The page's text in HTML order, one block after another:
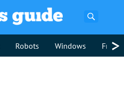
Robots Windows >